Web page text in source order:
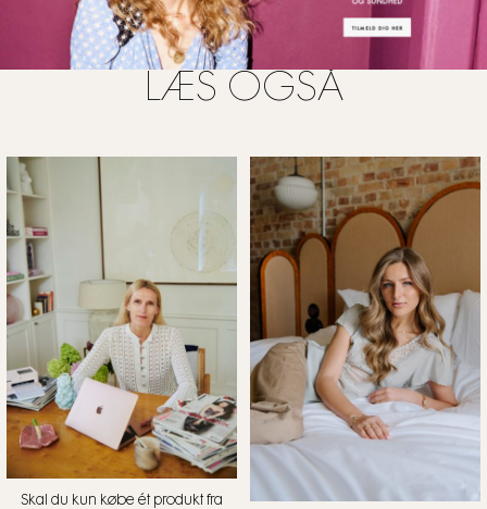
LÆS OGSÅ
Skal du kun købe ét produkt fra